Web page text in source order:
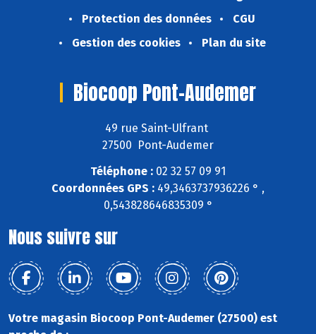
Protection des données
CGU
Gestion des cookies
Plan du site
Biocoop Pont-Audemer
49 rue Saint-Ulfrant
27500 Pont-Audemer
Téléphone : 02 32 57 09 91
Coordonnées GPS : 49,3463737936226 ° ,
0,543828646835309 °
Nous suivre sur
Votre magasin Biocoop Pont-Audemer (27500) est